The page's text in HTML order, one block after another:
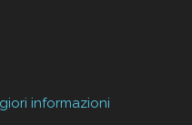
informazioni